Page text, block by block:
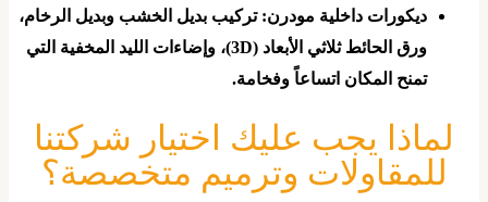
​ديكورات داخلية مودرن: تركيب بديل الخشب وبديل الرخام،
ورق الحائط ثلاثي الأبعاد (3D)، وإضاءات الليد المخفية التي
تمنح المكان اتساعاً وفخامة.
لماذا يجب عليك اختيار شركتنا
للمقاولات وترميم متخصصة؟